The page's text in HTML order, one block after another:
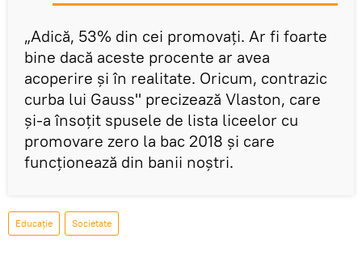
„Adică, 53% din cei promovaţi. Ar fi foarte
bine dacă aceste procente ar avea
acoperire şi în realitate. Oricum, contrazic
curba lui Gauss" precizează Vlaston, care
şi-a însoţit spusele de lista liceelor cu
promovare zero la bac 2018 şi care
funcţionează din banii noştri.
Educație Societate